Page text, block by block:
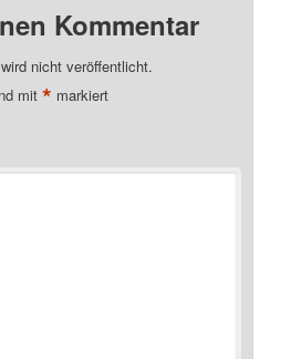
Kommentar
nicht veröffentlicht.
mit* markiert